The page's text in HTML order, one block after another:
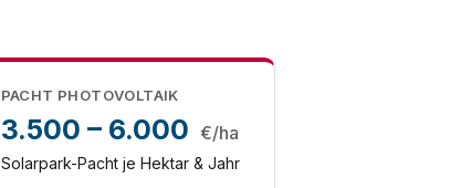
PACHT PHOTOVOLTAIK
3.500 – 6.000 €/ha
Solarpark-Pacht je Hektar & Jahr